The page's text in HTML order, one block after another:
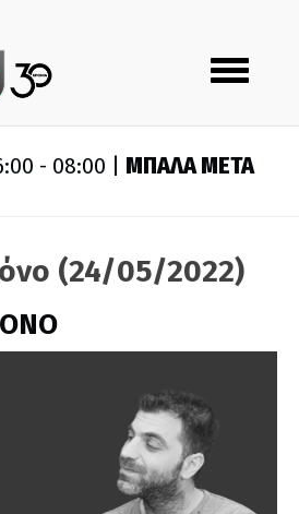
Toggle
navigation
- 08:00 | ΜΠΑΛΑ ΜΕΤΑ
(24/05/2022)